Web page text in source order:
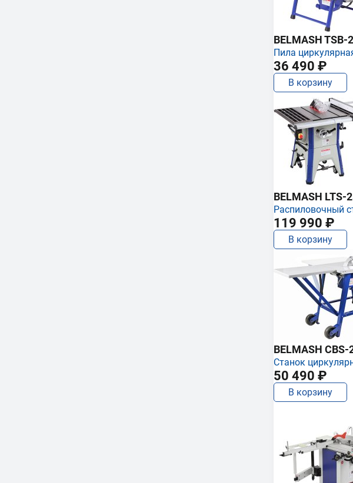
BELMASH TSB-
Пила
36 490 ₽
В корзину
BELMASH LTS-
Распиловочный
119 990 ₽
В корзину
BELMASH CBS-
Станок
50 490 ₽
В корзину